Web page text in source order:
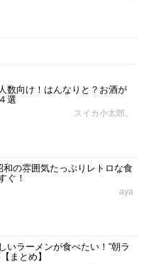
数向け！はんなりと？お酒が
選
スイカ小太郎。
和の雰囲気たっぷりレトロな食
ぐ！
aya
いラーメンが食べたい！“朝ラ
まとめ】